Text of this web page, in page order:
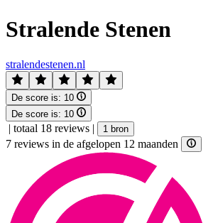
Stralende Stenen
stralendestenen.nl
De score is: 10
De score is: 10
| totaal 18 reviews | 1 bron
7 reviews in de afgelopen 12 maanden